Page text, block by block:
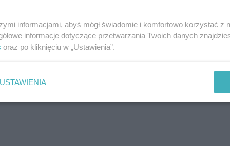
śpiączce.
informacjami, abyś mógł świadomie i komfortowo korzystać z
informacje dotyczące przetwarzania Twoich danych
oraz po kliknięciu w „Ustawienia”.
USTAWIENIA